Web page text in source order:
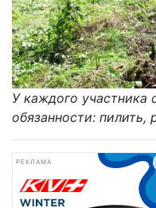
У каждого участника
обязанности: пилить,
РЕКЛАМА